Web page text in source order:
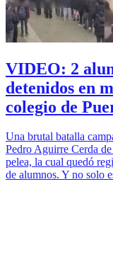
VIDEO: 2
detenidos en
colegio de
Una brutal batalla
Pedro Aguirre Cerda
pelea, la cual quedó
de alumnos. Y no solo